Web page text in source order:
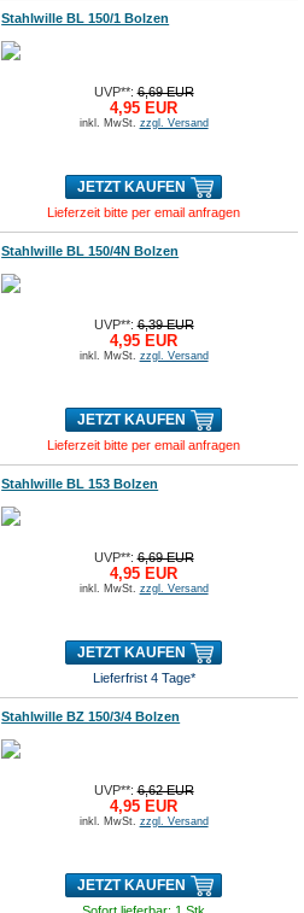
Stahlwille BL 150/1 Bolzen
UVP**:6,69 EUR
4,95 EUR
inkl. MwSt. zzgl. Versand
JETZT KAUFEN
Lieferzeit bitte per email anfragen
Stahlwille BL 150/4N Bolzen
UVP**:6,39 EUR
4,95 EUR
inkl. MwSt. zzgl. Versand
JETZT KAUFEN
Lieferzeit bitte per email anfragen
Stahlwille BL 153 Bolzen
UVP**:6,69 EUR
4,95 EUR
inkl. MwSt. zzgl. Versand
JETZT KAUFEN
Lieferfrist 4 Tage*
Stahlwille BZ 150/3/4 Bolzen
UVP**:6,62 EUR
4,95 EUR
inkl. MwSt. zzgl. Versand
JETZT KAUFEN